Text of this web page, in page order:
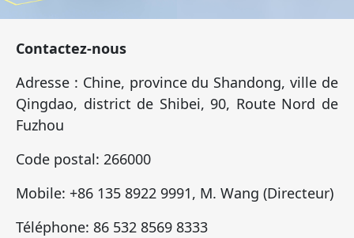
Contactez-nous
Adresse : Chine, province du Shandong, ville de
Qingdao, district de Shibei, 90, Route Nord de
Fuzhou
Code postal: 266000
Mobile: +86 135 8922 9991, M. Wang (Directeur)
Téléphone: 86 532 8569 8333